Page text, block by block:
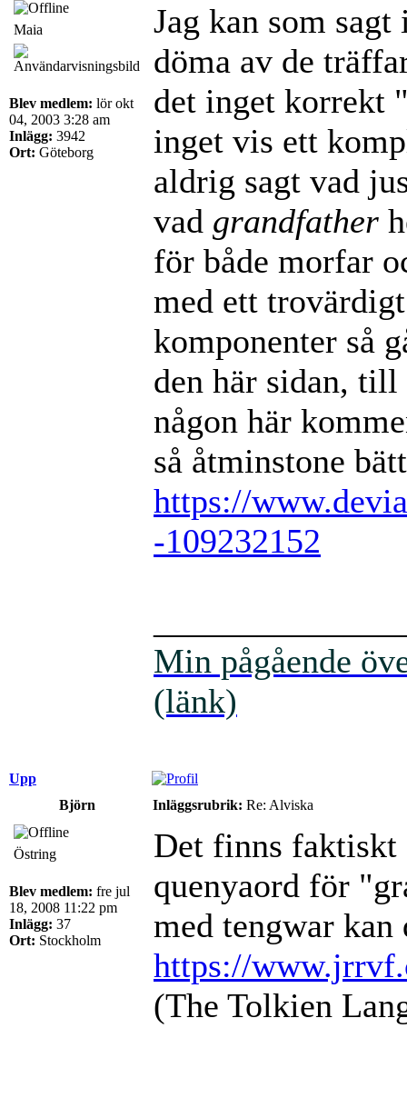
Maia
Blev medlem: lör okt
04, 2003 3:28 am
Inlägg: 3942
Ort: Göteborg
Jag kan som
döma av de
det inget korrekt
inget vis ett
aldrig sagt vad
vad grandfather
för både morfar
med ett
komponenter så
den här sidan,
någon här
så åtminstone
https://
-109232152
Min pågående
(länk)
Upp
Björn
Inläggsrubrik: Re: Alviska
Östring
Blev medlem: fre jul
18, 2008 11:22 pm
Inlägg: 37
Ort: Stockholm
Det finns faktiskt
quenyaord för
med tengwar kan
https://
(The Tolkien